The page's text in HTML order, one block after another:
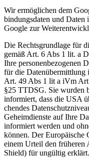
Wir ermög­li­chen dem
bin­dungs­da­ten und Daten
Goog­le zur
Die Rechts­grund­la­ge für
gemäß Art. 6 Abs 1 lit. a
Ihre per­so­nen­be­zo­ge­nen
für die
Art. 49 Abs 1 lit a iVm
§25 TTDSG. Sie wur­den
infor­miert, dass die USA
chen­des
Geheim­diens­te auf Ihre
infor­miert wer­den und
kön­nen. Der Euro­päi­sche
einem Urteil den frü­he­ren
Shield) für ungül­tig erklärt.